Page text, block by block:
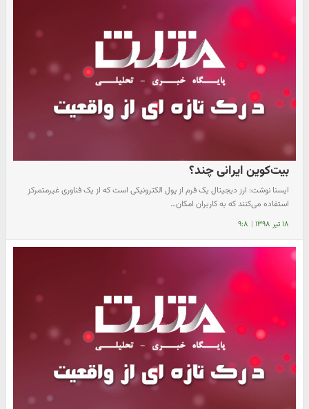
بیت‌کوین ایرانی چند؟
ایسنا نوشت: ارز دیجیتال یک فرم از پول الکترونیکی است که از یک فناوری غیرمتمرکز
استفاده می‌کنند که به کاربران امکان…
۱۸ تیر ۱۳۹۸ | ۹:۸